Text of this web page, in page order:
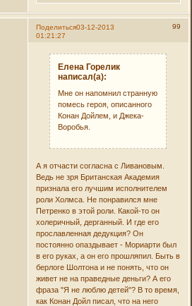
Поделиться 99
03-12-2013
01:21:27
Елена Горелик
написал(а):
Мне он напомнил странную
помесь героя, описанного
Конан Дойлем, и Джека-
Воробья.
А я отчасти согласна с Ливановым.
Ведь не зря Британская Академия
признала его лучшим исполнителем
роли Холмса. Не понравился мне
Петренко в этой роли. Какой-то он
холеричный, дерганный. И где его
прославленная дедукция? Он
постоянно опаздывает - Мориарти был
в его руках, а он его прошляпил. Быть в
берлоге Шолтона и не понять, что он
живет не на праведные деньги? А его
фраза "Я не люблю детей"? В то время,
как Конан Дойл писал, что на него